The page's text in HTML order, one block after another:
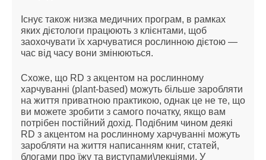
Існує також низка медичних програм, в рамках
яких дієтологи працюють з клієнтами, щоб
заохочувати їх харчуватися рослинною дієтою —
час від часу вони змінюються.
Схоже, що RD з акцентом на рослинному
харчуванні (plant-based) можуть більше заробляти
на життя приватною практикою, однак це не те, що
ви можете зробити з самого початку, якщо вам
потрібен постійний дохід. Подібним чином деякі
RD з акцентом на рослинному харчуванні можуть
заробляти на життя написанням книг, статей,
блогами про їжу та виступами\лекціями. У